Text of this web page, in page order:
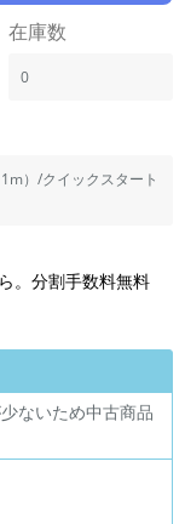
在庫数
0
）/クイックスタート
。分割手数料無料
ないため中古商品